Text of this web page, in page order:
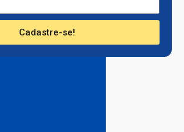
Cadastre-se!